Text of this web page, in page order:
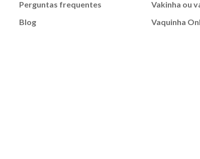
Perguntas frequentes
Blog
Vakinha ou
Vaquinha